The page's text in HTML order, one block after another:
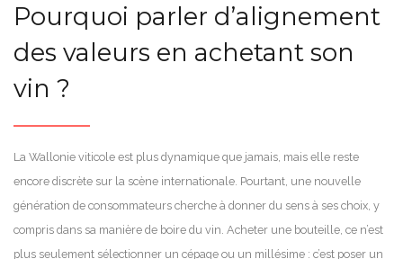
Pourquoi parler d’alignement
des valeurs en achetant son
vin ?
La Wallonie viticole est plus dynamique que jamais, mais elle reste
encore discrète sur la scène internationale. Pourtant, une nouvelle
génération de consommateurs cherche à donner du sens à ses choix, y
compris dans sa manière de boire du vin. Acheter une bouteille, ce n’est
plus seulement sélectionner un cépage ou un millésime : c’est poser un